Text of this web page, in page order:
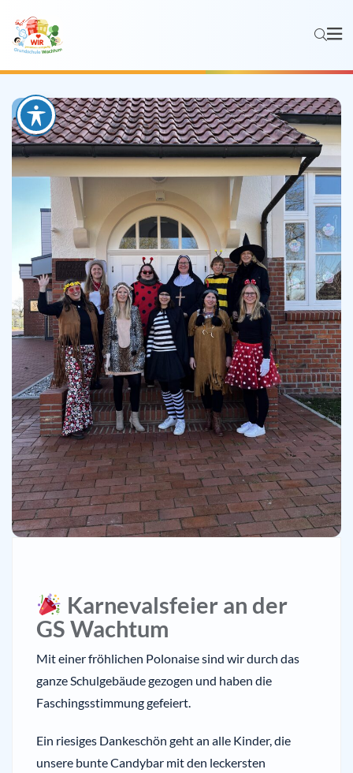
Karnevalsfeier an der
GS Wachtum
Mit einer fröhlichen Polonaise sind wir durch das
ganze Schulgebäude gezogen und haben die
Faschingsstimmung gefeiert.
Ein riesiges Dankeschön geht an alle Kinder, die
unsere bunte Candybar mit den leckersten